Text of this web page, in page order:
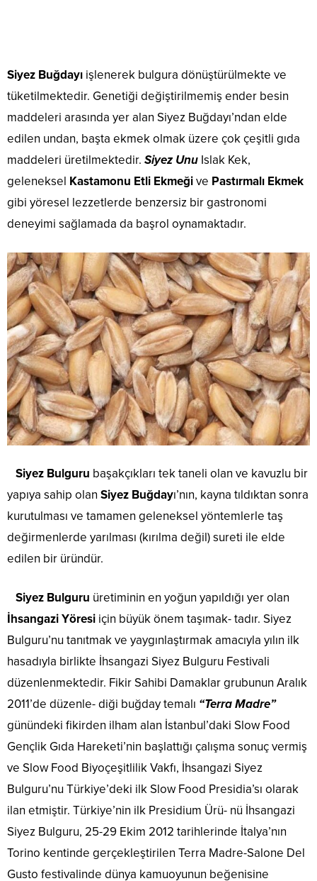
Siyez Buğdayı işlenerek bulgura dönüştürülmekte ve
tüketilmektedir. Genetiği değiştirilmemiş ender besin
maddeleri arasında yer alan Siyez Buğdayı’ndan elde
edilen undan, başta ekmek olmak üzere çok çeşitli gıda
maddeleri üretilmektedir. Siyez Unu Islak Kek,
geleneksel Kastamonu Etli Ekmeğive Pastırmalı Ekmek
gibi yöresel lezzetlerde benzersiz bir gastronomi
deneyimi sağlamada da başrol oynamaktadır.
Siyez Bulguru başakçıkları tek taneli olan ve kavuzlu bir
yapıya sahip olan Siyez Buğdayı’nın, kayna tıldıktan sonra
kurutulması ve tamamen geleneksel yöntemlerle taş
değirmenlerde yarılması (kırılma değil) sureti ile elde
edilen bir üründür.
Siyez Bulguru üretiminin en yoğun yapıldığı yer olan
İhsangazi Yöresi için büyük önem taşımak- tadır. Siyez
Bulguru’nu tanıtmak ve yaygınlaştırmak amacıyla yılın ilk
hasadıyla birlikte İhsangazi Siyez Bulguru Festivali
düzenlenmektedir. Fikir Sahibi Damaklar grubunun Aralık
2011’de düzenle- diği buğday temalı “Terra Madre”
günündeki fikirden ilham alan İstanbul’daki Slow Food
Gençlik Gıda Hareketi’nin başlattığı çalışma sonuç vermiş
ve Slow Food Biyoçeşitlilik Vakfı, İhsangazi Siyez
Bulguru’nu Türkiye’deki ilk Slow Food Presidia’sı olarak
ilan etmiştir. Türkiye’nin ilk Presidium Ürü- nü İhsangazi
Siyez Bulguru, 25-29 Ekim 2012 tarihlerinde İtalya’nın
Torino kentinde gerçekleştirilen Terra Madre-Salone Del
Gusto festivalinde dünya kamuoyunun beğenisine